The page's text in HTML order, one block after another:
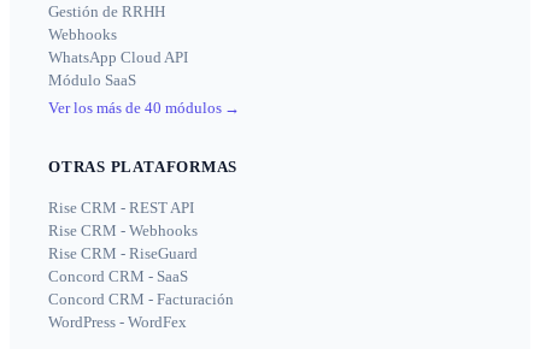
Gestión de RRHH
Webhooks
WhatsApp Cloud API
Módulo SaaS
Ver los más de 40 módulos →
OTRAS PLATAFORMAS
Rise CRM - REST API
Rise CRM - Webhooks
Rise CRM - RiseGuard
Concord CRM - SaaS
Concord CRM - Facturación
WordPress - WordFex